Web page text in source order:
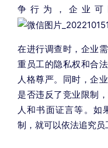
争行为，企业可
在进行调查时，企业
重员工的隐私权和合
人格尊严。同时，企
是否违反了竞业限制
人和书面证言等。如
制，就可以依法追究员